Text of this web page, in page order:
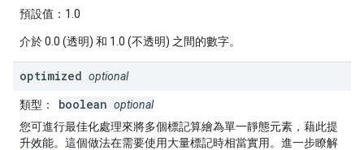
預設值： 1.0
介於 0.0 (透明) 和 1.0 (不透明) 之間的數字。
optimized optional
類型： boolean optional
您可進行最佳化處理來將多個標記算繪為單一靜態元素，藉此提
升效能。這個做法在需要使用大量標記時相當實用。進一步瞭解